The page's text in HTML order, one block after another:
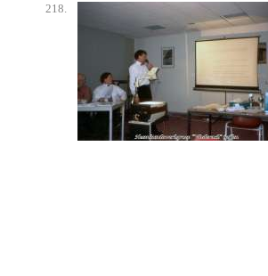
218.